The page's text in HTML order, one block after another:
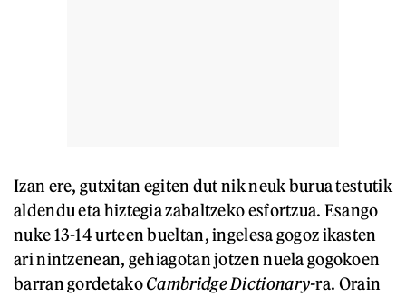
Izan ere, gutxitan egiten dut nik neuk burua testutik
aldendu eta hiztegia zabaltzeko esfortzua. Esango
nuke 13-14 urteen bueltan, ingelesa gogoz ikasten
ari nintzenean, gehiagotan jotzen nuela gogokoen
barran gordetakoCambridge Dictionary-ra. Orain